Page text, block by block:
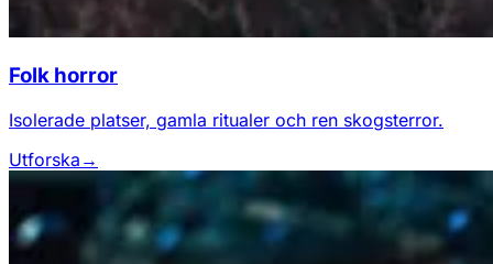
Folk horror
Isolerade platser, gamla ritualer och ren skogsterror.
Utforska →